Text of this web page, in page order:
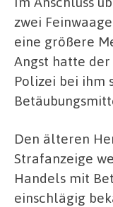
zwei
eine größere
Angst hatte
Polizei bei ihm
Den älteren
Strafanzeige
Handels mit
einschlägig